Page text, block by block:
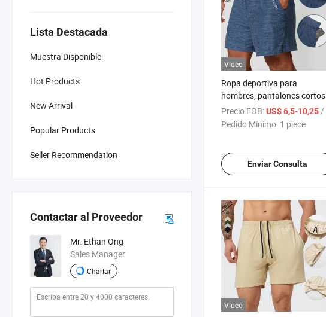
Lista Destacada
Muestra Disponible
Hot Products
New Arrival
Popular Products
Seller Recommendation
Contactar al Proveedor
Mr. Ethan Ong
Sales Manager
Charlar
Vídeo
Ropa deportiva para
hombres, pantalones cortos
casuales, amigables con la
piel y de secado rápido,
ideales para correr y hacer
Precio FOB:US$ 6,5-10,25 / piece
Pedido Mínimo: 1 piece
Enviar Consulta
Vídeo